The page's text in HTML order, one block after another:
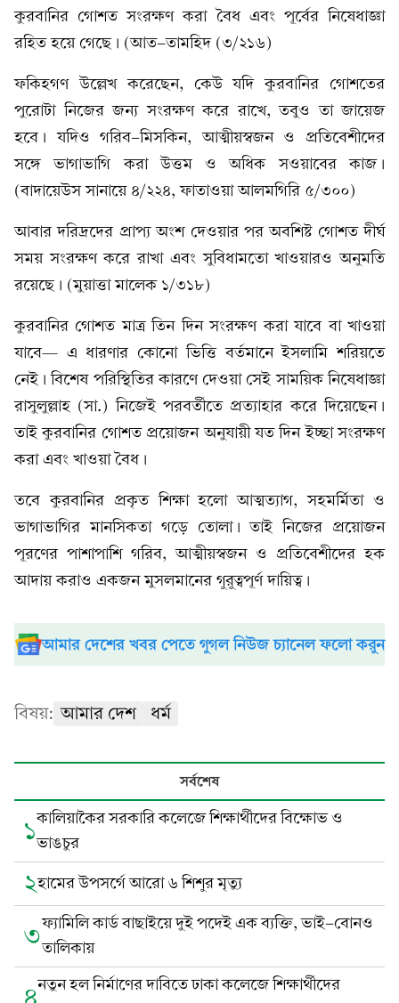
কুরবানির গোশত সংরক্ষণ করা বৈধ এবং পূর্বের নিষেধাজ্ঞা
রহিত হয়ে গেছে। (আত-তামহিদ (৩/২১৬)
ফকিহগণ উল্লেখ করেছেন, কেউ যদি কুরবানির গোশতের
পুরোটা নিজের জন্য সংরক্ষণ করে রাখে, তবুও তা জায়েজ
হবে। যদিও গরিব-মিসকিন, আত্মীয়স্বজন ও প্রতিবেশীদের
সঙ্গে ভাগাভাগি করা উত্তম ও অধিক সওয়াবের কাজ।
(বাদায়েউস সানায়ে ৪/২২৪, ফাতাওয়া আলমগিরি ৫/৩০০)
আবার দরিদ্রদের প্রাপ্য অংশ দেওয়ার পর অবশিষ্ট গোশত দীর্ঘ
সময় সংরক্ষণ করে রাখা এবং সুবিধামতো খাওয়ারও অনুমতি
রয়েছে। (মুয়াত্তা মালেক ১/৩১৮)
কুরবানির গোশত মাত্র তিন দিন সংরক্ষণ করা যাবে বা খাওয়া
যাবে— এ ধারণার কোনো ভিত্তি বর্তমানে ইসলামি শরিয়তে
নেই। বিশেষ পরিস্থিতির কারণে দেওয়া সেই সাময়িক নিষেধাজ্ঞা
রাসুলুল্লাহ (সা.) নিজেই পরবর্তীতে প্রত্যাহার করে দিয়েছেন।
তাই কুরবানির গোশত প্রয়োজন অনুযায়ী যত দিন ইচ্ছা সংরক্ষণ
করা এবং খাওয়া বৈধ।
তবে কুরবানির প্রকৃত শিক্ষা হলো আত্মত্যাগ, সহমর্মিতা ও
ভাগাভাগির মানসিকতা গড়ে তোলা। তাই নিজের প্রয়োজন
পূরণের পাশাপাশি গরিব, আত্মীয়স্বজন ও প্রতিবেশীদের হক
আদায় করাও একজন মুসলমানের গুরুত্বপূর্ণ দায়িত্ব।
আমার দেশের খবর পেতে গুগল নিউজ চ্যানেল ফলো করুন
বিষয়: আমার দেশ ধর্ম
সর্বশেষ
১কালিয়াকৈর সরকারি কলেজে শিক্ষার্থীদের বিক্ষোভ ও
ভাঙচুর
২হামের উপসর্গে আরো ৬ শিশুর মৃত্যু
৩ফ্যামিলি কার্ড বাছাইয়ে দুই পদেই এক ব্যক্তি, ভাই-বোনও
তালিকায়
নতুন হল নির্মাণের দাবিতে ঢাকা কলেজে শিক্ষার্থীদের